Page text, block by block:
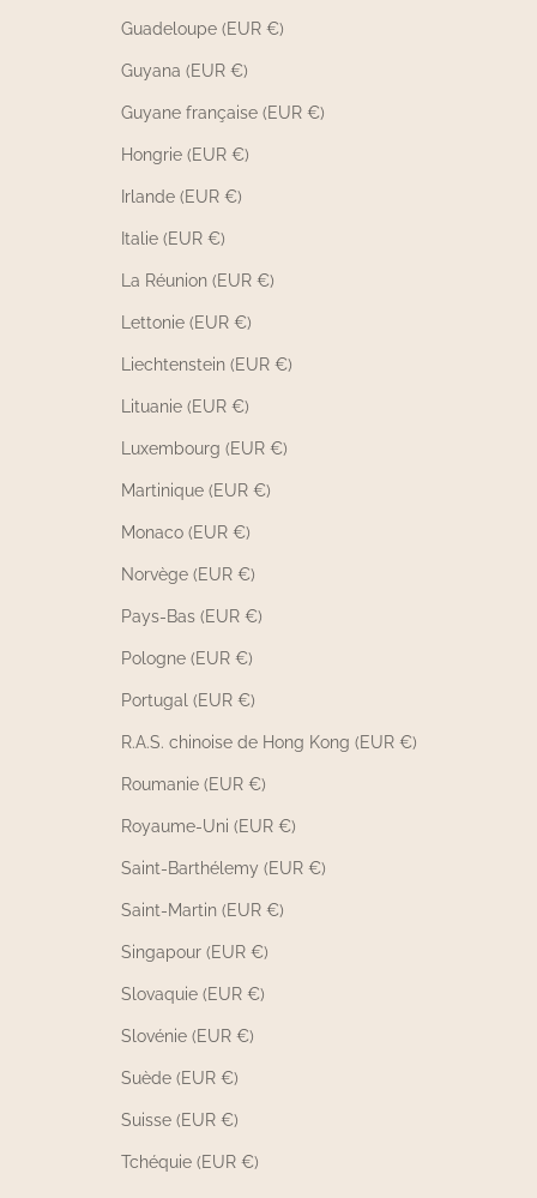
Guadeloupe (EUR €)
Guyana (EUR €)
Guyane française (EUR €)
Hongrie (EUR €)
Irlande (EUR €)
Italie (EUR €)
La Réunion (EUR €)
Lettonie (EUR €)
Liechtenstein (EUR €)
Lituanie (EUR €)
Luxembourg (EUR €)
Martinique (EUR €)
Monaco (EUR €)
Norvège (EUR €)
Pays-Bas (EUR €)
Pologne (EUR €)
Portugal (EUR €)
R.A.S. chinoise de Hong Kong (EUR €)
Roumanie (EUR €)
Royaume-Uni (EUR €)
Saint-Barthélemy (EUR €)
Saint-Martin (EUR €)
Singapour (EUR €)
Slovaquie (EUR €)
Slovénie (EUR €)
Suède (EUR €)
Suisse (EUR €)
Tchéquie (EUR €)